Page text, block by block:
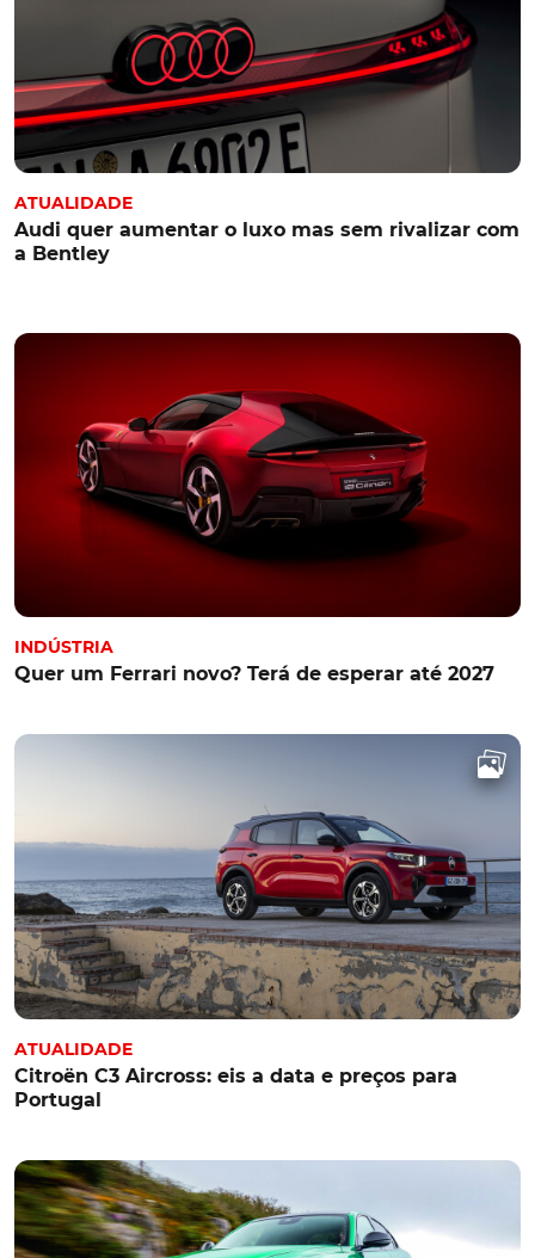
ATUALIDADE
Audi quer aumentar o luxo mas sem rivalizar com
a Bentley
INDÚSTRIA
Quer um Ferrari novo? Terá de esperar até 2027
ATUALIDADE
Citroën C3 Aircross: eis a data e preços para
Portugal